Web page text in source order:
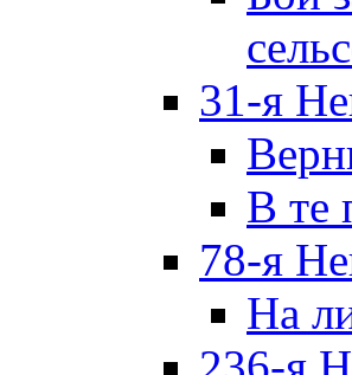
31-я
В те
78-я
На